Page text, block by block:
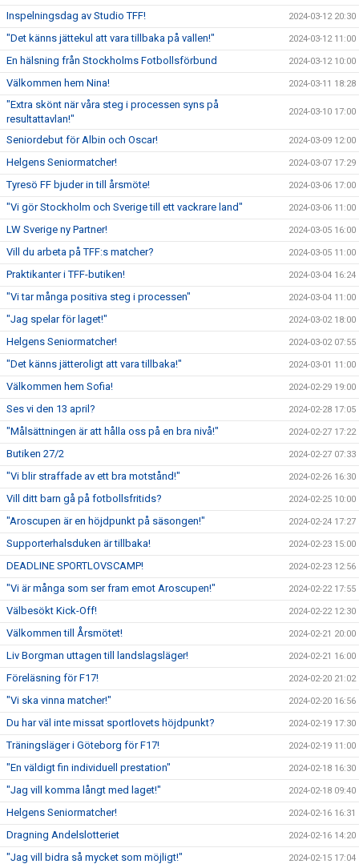
Inspelningsdag av Studio TFF! 2024-03-12 20:30
"Det känns jättekul att vara tillbaka på vallen!" 2024-03-12 11:00
En hälsning från Stockholms Fotbollsförbund 2024-03-12 10:00
Välkommen hem Nina! 2024-03-11 18:28
"Extra skönt när våra steg i processen syns på
resultattavlan!"
2024-03-10 17:00
Seniordebut för Albin och Oscar! 2024-03-09 12:00
Helgens Seniormatcher! 2024-03-07 17:29
Tyresö FF bjuder in till årsmöte! 2024-03-06 17:00
"Vi gör Stockholm och Sverige till ett vackrare land" 2024-03-06 11:00
LW Sverige ny Partner! 2024-03-05 16:00
Vill du arbeta på TFF:s matcher? 2024-03-05 11:00
Praktikanter i TFF-butiken! 2024-03-04 16:24
"Vi tar många positiva steg i processen" 2024-03-04 11:00
"Jag spelar för laget!" 2024-03-02 18:00
Helgens Seniormatcher! 2024-03-02 07:55
"Det känns jätteroligt att vara tillbaka!" 2024-03-01 11:00
Välkommen hem Sofia! 2024-02-29 19:00
Ses vi den 13 april? 2024-02-28 17:05
"Målsättningen är att hålla oss på en bra nivå!" 2024-02-27 17:22
Butiken 27/2 2024-02-27 07:33
"Vi blir straffade av ett bra motstånd!" 2024-02-26 16:30
Vill ditt barn gå på fotbollsfritids? 2024-02-25 10:00
"Aroscupen är en höjdpunkt på säsongen!" 2024-02-24 17:27
Supporterhalsduken är tillbaka! 2024-02-23 15:00
DEADLINE SPORTLOVSCAMP! 2024-02-23 12:56
"Vi är många som ser fram emot Aroscupen!" 2024-02-22 17:55
Välbesökt Kick-Off! 2024-02-22 12:30
Välkommen till Årsmötet! 2024-02-21 20:00
Liv Borgman uttagen till landslagsläger! 2024-02-21 16:00
Föreläsning för F17! 2024-02-20 21:02
"Vi ska vinna matcher!" 2024-02-20 16:56
Du har väl inte missat sportlovets höjdpunkt? 2024-02-19 17:30
Träningsläger i Göteborg för F17! 2024-02-19 11:00
"En väldigt fin individuell prestation" 2024-02-18 16:30
"Jag vill komma långt med laget!" 2024-02-18 09:40
Helgens Seniormatcher! 2024-02-16 16:31
Dragning Andelslotteriet 2024-02-16 14:20
"Jag vill bidra så mycket som möjligt!" 2024-02-15 17:04